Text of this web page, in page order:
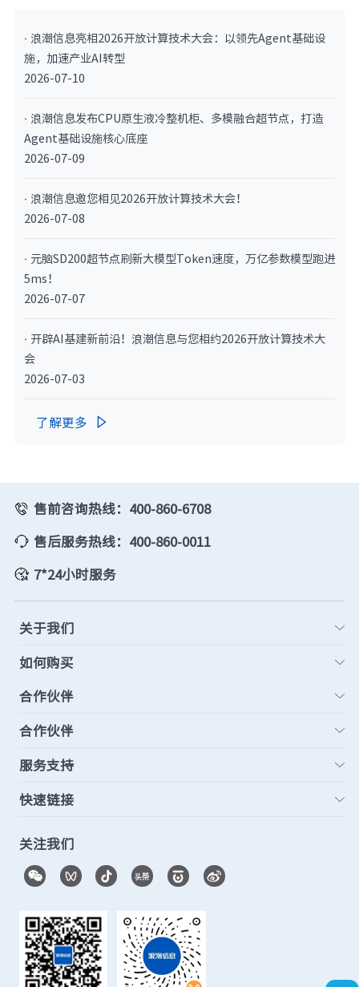
· 浪潮信息亮相2026开放计算技术大会：以领先Agent基础设
施，加速产业AI转型
2026-07-10
· 浪潮信息发布CPU原生液冷整机柜、多模融合超节点，打造
Agent基础设施核心底座
2026-07-09
· 浪潮信息邀您相见2026开放计算技术大会！
2026-07-08
· 元脑SD200超节点刷新大模型Token速度，万亿参数模型跑进
5ms！
2026-07-07
· 开辟AI基建新前沿！浪潮信息与您相约2026开放计算技术大
会
2026-07-03
了解更多 
售前咨询热线：400-860-6708
售后服务热线：400-860-0011
7*24小时服务
关于我们
如何购买
合作伙伴
合作伙伴
服务支持
快速链接
关注我们